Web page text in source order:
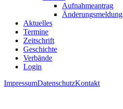
Aufnahmeantrag
Änderungsmeldung
Aktuelles
Termine
Zeitschrift
Geschichte
Verbände
Login
ImpressumDatenschutzKontakt